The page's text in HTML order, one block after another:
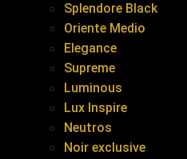
Splendore Black
Oriente Medio
Elegance
Supreme
Luminous
Lux Inspire
Neutros
Noir exclusive